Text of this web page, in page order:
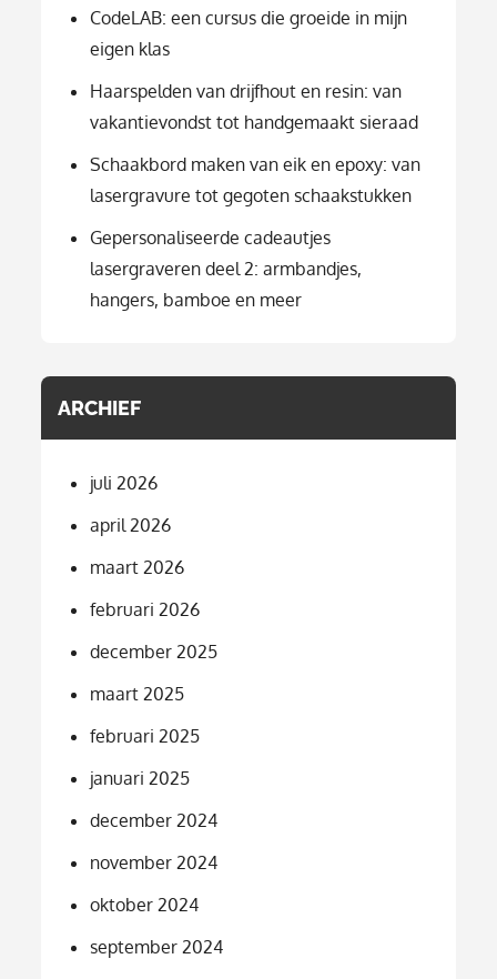
CodeLAB: een cursus die groeide in mijn
eigen klas
Haarspelden van drijfhout en resin: van
vakantievondst tot handgemaakt sieraad
Schaakbord maken van eik en epoxy: van
lasergravure tot gegoten schaakstukken
Gepersonaliseerde cadeautjes
lasergraveren deel 2: armbandjes,
hangers, bamboe en meer
ARCHIEF
juli 2026
april 2026
maart 2026
februari 2026
december 2025
maart 2025
februari 2025
januari 2025
december 2024
november 2024
oktober 2024
september 2024